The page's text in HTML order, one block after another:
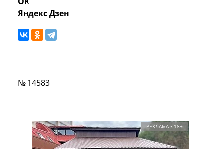
Яндекс Дзен
№ 14583
РЕКЛАМА • 18+